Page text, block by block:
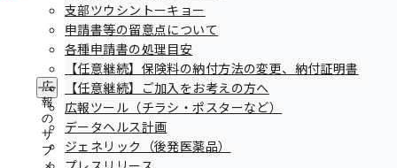
広
報
の
サ
ブ
支部ツウシントーキョー
申請書等の留意点について
各種申請書の処理目安
【任意継続】保険料の納付方法の変更、納付証明書
【任意継続】ご加入をお考えの方へ
広報ツール（チラシ・ポスターなど）
データヘルス計画
ジェネリック（後発医薬品）
08【特定保健指導：従業員ご本人様向け】特
定保健指導（本人）のご案内
09【特定保健指導：事業主様・従業員ご本人
様向け】特定保健指導に関する個人情報の共
同利用についてのお知らせ